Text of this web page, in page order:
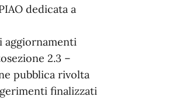
dedicata a
aggiornamenti
2.3 –
pubblica rivolta
finalizzati